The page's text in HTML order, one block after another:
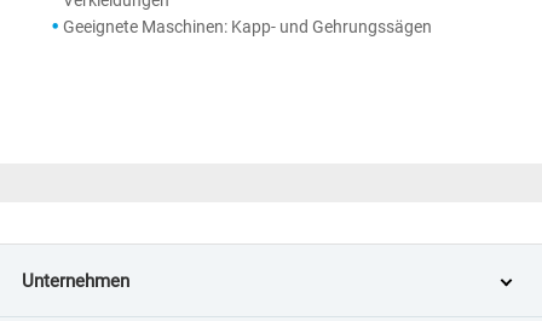
Geeignete Maschinen: Kapp- und Gehrungssägen
Unternehmen